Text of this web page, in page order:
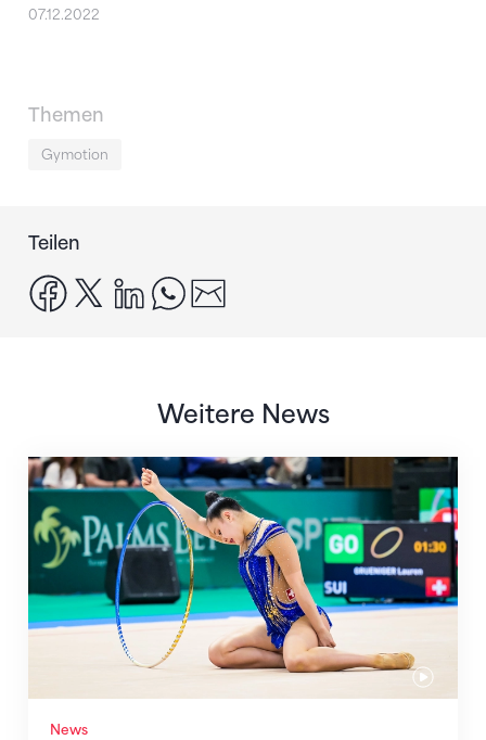
07.12.2022
Themen
Gymotion
Teilen
facebook
x linkedinwhatsapp
Weitere News
News
Nächster Halt: Weltmeisterschaft